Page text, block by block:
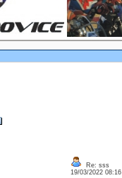
Re: sss
19/03/2022